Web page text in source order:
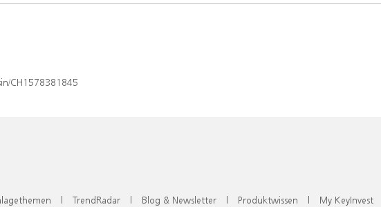
CH1578381845
| TrendRadar | Blog & Newsletter | Produktwissen | My KeyInvest